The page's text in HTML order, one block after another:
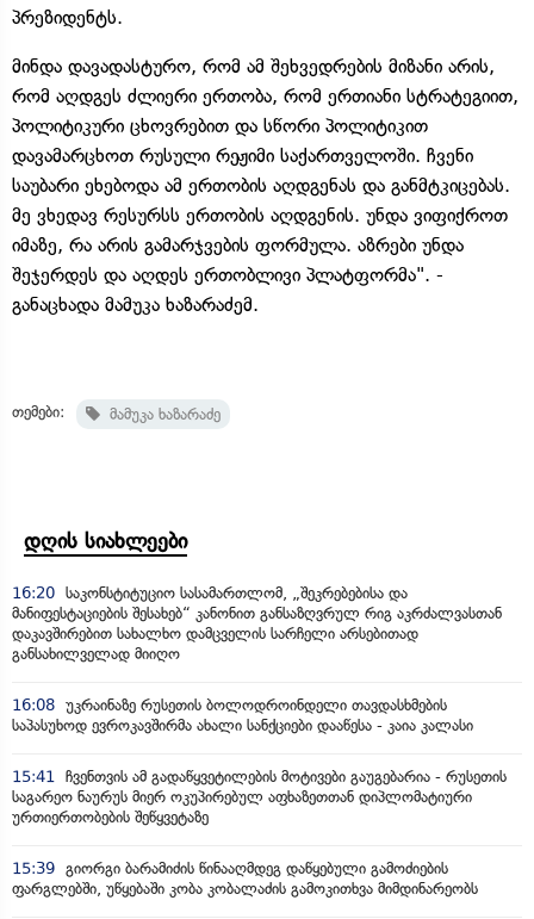
პრეზიდენტს.
მინდა დავადასტურო, რომ ამ შეხვედრების მიზანი არის,
რომ აღდგეს ძლიერი ერთობა, რომ ერთიანი სტრატეგიით,
პოლიტიკური ცხოვრებით და სწორი პოლიტიკით
დავამარცხოთ რუსული რეჟიმი საქართველოში. ჩვენი
საუბარი ეხებოდა ამ ერთობის აღდგენას და განმტკიცებას.
მე ვხედავ რესურსს ერთობის აღდგენის. უნდა ვიფიქროთ
იმაზე, რა არის გამარჯვების ფორმულა. აზრები უნდა
შეჯერდეს და აღდეს ერთობლივი პლატფორმა". -
განაცხადა მამუკა ხაზარაძემ.
თემები: მამუკა ხაზარაძე
დღის სიახლეები
16:20 საკონსტიტუციო სასამართლომ, „შეკრებებისა და
მანიფესტაციების შესახებ“ კანონით განსაზღვრულ რიგ აკრძალვასთან
დაკავშირებით სახალხო დამცველის სარჩელი არსებითად
განსახილველად მიიღო
16:08 უკრაინაზე რუსეთის ბოლოდროინდელი თავდასხმების
საპასუხოდ ევროკავშირმა ახალი სანქციები დააწესა - კაია კალასი
15:41
ჩვენთვის ამ გადაწყვეტილების მოტივები გაუგებარია - რუსეთის
საგარეო ნაურუს მიერ ოკუპირებულ აფხაზეთთან დიპლომატიური
ურთიერთობების შეწყვეტაზე
15:39 გიორგი ბარამიძის წინააღმდეგ დაწყებული გამოძიების
ფარგლებში, უწყებაში კობა კობალაძის გამოკითხვა მიმდინარეობს